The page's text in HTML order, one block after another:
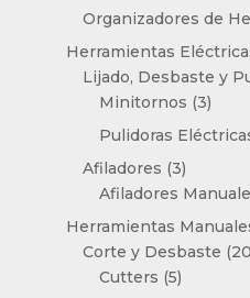
Organizadores de
Herramientas
Lijado, Desbaste y
Minitornos 33
Pulidoras
Afiladores 33
Afiladores
Herramientas
Corte y Desbaste
Cutters 55